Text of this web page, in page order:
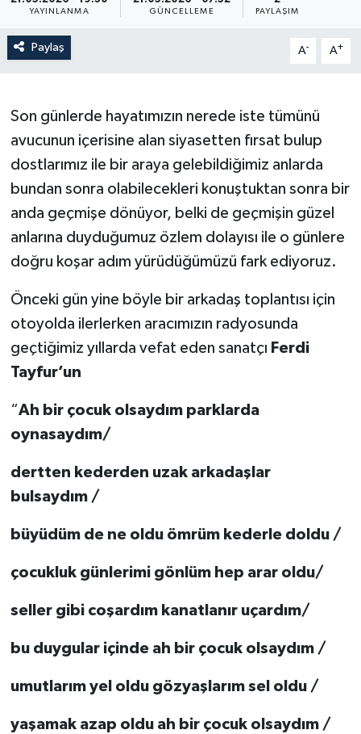
YAYINLANMA GÜNCELLEME PAYLAŞIM
Paylaş A- A+
Son günlerde hayatımızın nerede iste tümünü
avucunun içerisine alan siyasetten fırsat bulup
dostlarımız ile bir araya gelebildiğimiz anlarda
bundan sonra olabilecekleri konuştuktan sonra bir
anda geçmişe dönüyor, belki de geçmişin güzel
anlarına duyduğumuz özlem dolayısı ile o günlere
doğru koşar adım yürüdüğümüzü fark ediyoruz.
Önceki gün yine böyle bir arkadaş toplantısı için
otoyolda ilerlerken aracımızın radyosunda
geçtiğimiz yıllarda vefat eden sanatçı Ferdi
Tayfur’un
“Ah bir çocuk olsaydım parklarda
oynasaydım/
dertten kederden uzak arkadaşlar
bulsaydım /
büyüdüm de ne oldu ömrüm kederle doldu /
çocukluk günlerimi gönlüm hep arar oldu/
seller gibi coşardım kanatlanır uçardım/
bu duygular içinde ah bir çocuk olsaydım /
umutlarım yel oldu gözyaşlarım sel oldu /
yaşamak azap oldu ah bir çocuk olsaydım /